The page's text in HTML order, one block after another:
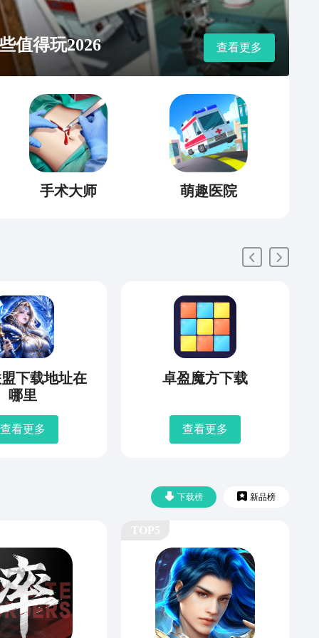
值得玩2026 查看更多
手术大师 萌趣医院
下载地址在
哪里
查看更多
卓盈魔方下载
查看更多
下载榜 新品榜